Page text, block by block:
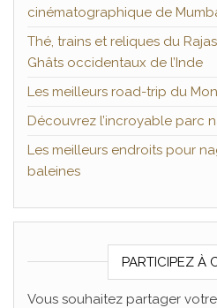
cinématographique de
Thé, trains et reliques du
Ghâts occidentaux de l’Inde
Les meilleurs road-trip du
Découvrez l’incroyable parc
Les meilleurs endroits pour
baleines
PARTICIPEZ À
Vous souhaitez partager